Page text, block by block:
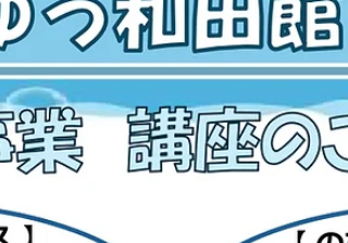
び、ふれあい交流、健康づくりの場として
利用いただく施設です。ご利用の際は「高
者活動支援センター・ゆうゆう館利用証」
ご提示ください。（利用証発行には身分証
書のご提示が必要です。） ゆうゆう館には
【個人利用】【団体利用】の他に、運営団
が運営する【協働事業】と、空いているお
ございます。 【協働事業】は区内・区外問